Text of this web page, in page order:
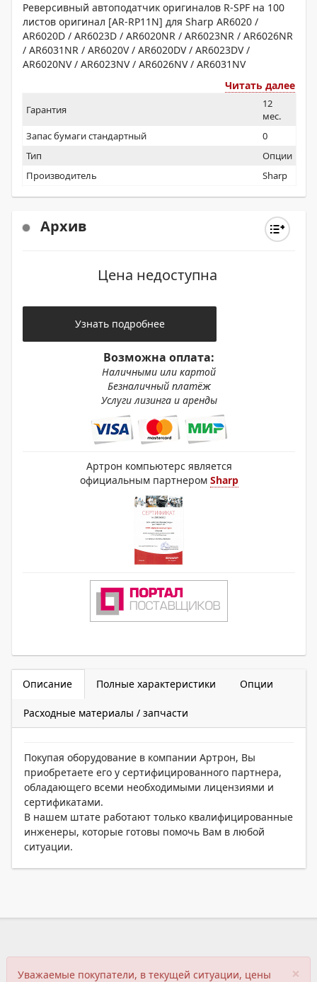
Реверсивный автоподатчик оригиналов R-SPF на 100
листов оригинал [AR-RP11N] для Sharp AR6020 /
AR6020D / AR6023D / AR6020NR / AR6023NR / AR6026NR
/ AR6031NR / AR6020V / AR6020DV / AR6023DV /
AR6020NV / AR6023NV / AR6026NV / AR6031NV
Читать далее
Гарантия
12
мес.
Запас бумаги стандартный
0
Тип
Опции
Производитель
Sharp
Архив
Цена недоступна
Узнать подробнее
Возможна оплата:
Наличными или картой
Безналичный платёж
Услуги лизинга и аренды
Артрон компьютерс является
официальным партнером Sharp
Описание Полные характеристики Опции
Расходные материалы / запчасти
Покупая оборудование в компании Артрон, Вы
приобретаете его у сертифицированного партнера,
обладающего всеми необходимыми лицензиями и
сертификатами.
В нашем штате работают только квалифицированные
инженеры, которые готовы помочь Вам в любой
ситуации.
×
Уважаемые покупатели, в текущей ситуации, цены